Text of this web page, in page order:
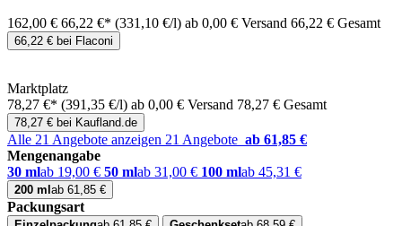
162,00 € 66,22 €* (331,10 €/l) ab 0,00 € Versand 66,22 € Gesamt
66,22 € bei Flaconi
Marktplatz
78,27 €* (391,35 €/l) ab 0,00 € Versand 78,27 € Gesamt
78,27 € bei Kaufland.de
Alle 21 Angebote anzeigen 21 Angebote ab 61,85 €
Mengenangabe
30 mlab 19,00 € 50 mlab 31,00 € 100 mlab 45,31 €
200 ml ab 61,85 €
Packungsart